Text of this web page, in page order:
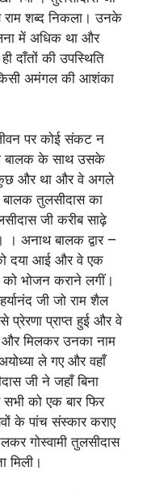
राम शब्द निकला। उनके
में अधिक था और
की उपस्थिति
अमंगल की आशंका
पर कोई संकट न
बालक के साथ उसके
कुछ और था और वे अगले
बालक तुलसीदास का
जी करीब साढ़े
। अनाथ बालक द्वार –
को दया आई और वे एक
को भोजन कराने लगीं।
जी जो राम शैल
प्रेरणा प्राप्त हुई और वे
मिलकर उनका नाम
ले गए और वहाँ
जी ने जहाँ बिना
को एक बार फिर
के पांच संस्कार कराए
गोस्वामी तुलसीदास
मिली।